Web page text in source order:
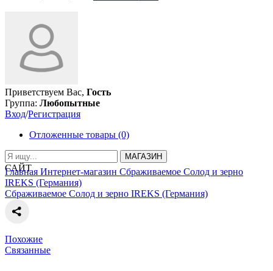
Приветствуем Вас, Гость
Группа: Любопытные
Вход/Регистрация
Отложенные товары (0)
МАГАЗИН
САЙТ
Главная Интернет-магазин Сбраживаемое Солод и зерно
IREKS (Германия)
Сбраживаемое Солод и зерно IREKS (Германия)
Похожие
Связанные